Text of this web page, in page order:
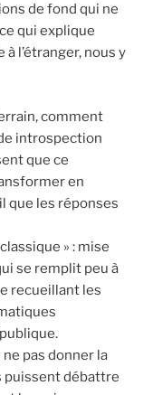
de fond qui ne
qui explique
l’étranger, nous y
comment
introspection
que ce
en
que les réponses
» : mise
se remplit peu à
recueillant les
pas donner la
puissent débattre